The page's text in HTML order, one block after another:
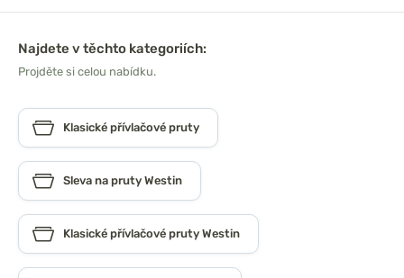
Najdete v těchto kategoriích:
Projděte si celou nabídku.
Klasické přívlačové pruty
Sleva na pruty Westin
Klasické přívlačové pruty Westin